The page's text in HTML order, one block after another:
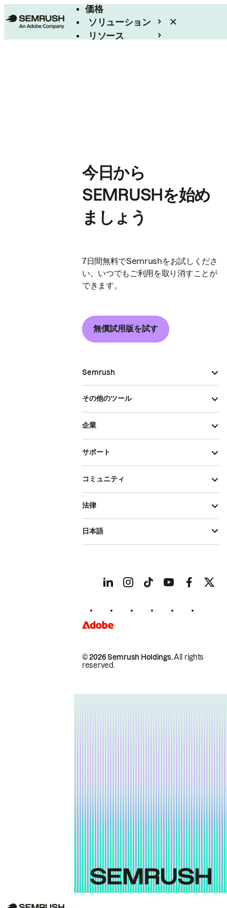
価格
ソリューション
リソース
今日から
SEMRUSHを始め
ましょう
7日間無料でSemrushをお試しくださ
い。いつでもご利用を取り消すことが
できます。
無償試用版を試す
Semrush
その他のツール
企業
サポート
コミュニティ
© 2026 Semrush Holdings.All rights
reserved.
法律
日本語